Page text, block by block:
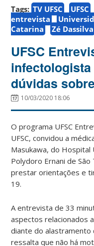
Tags: TV UFSC UFSC
entrevista
Catarina
Zé Dassilva
UFSC
dúvidas
10/03/2020 18:06
O programa UFSC
UFSC, convidou a
Masukawa, do
Polydoro Ernani de
prestar orientações e
19.
A entrevista de 33
aspectos relacionados
diante do alastramento
ressalta que não há